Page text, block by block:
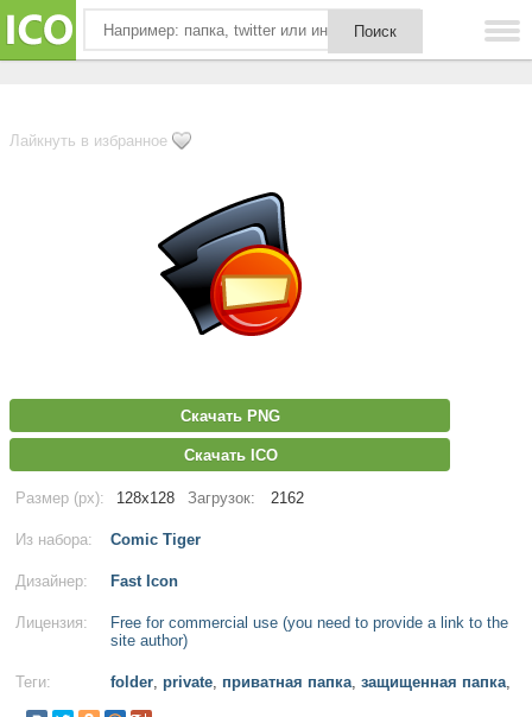
Лайкнуть в избранное
Скачать PNG
Скачать ICO
Размер (px): 128x128 Загрузок: 2162
Из набора: Comic Tiger
Дизайнер: Fast Icon
Лицензия:
Free for commercial use (you need to provide a link to the
site author)
Теги: folder, private, приватная папка, защищенная папка,